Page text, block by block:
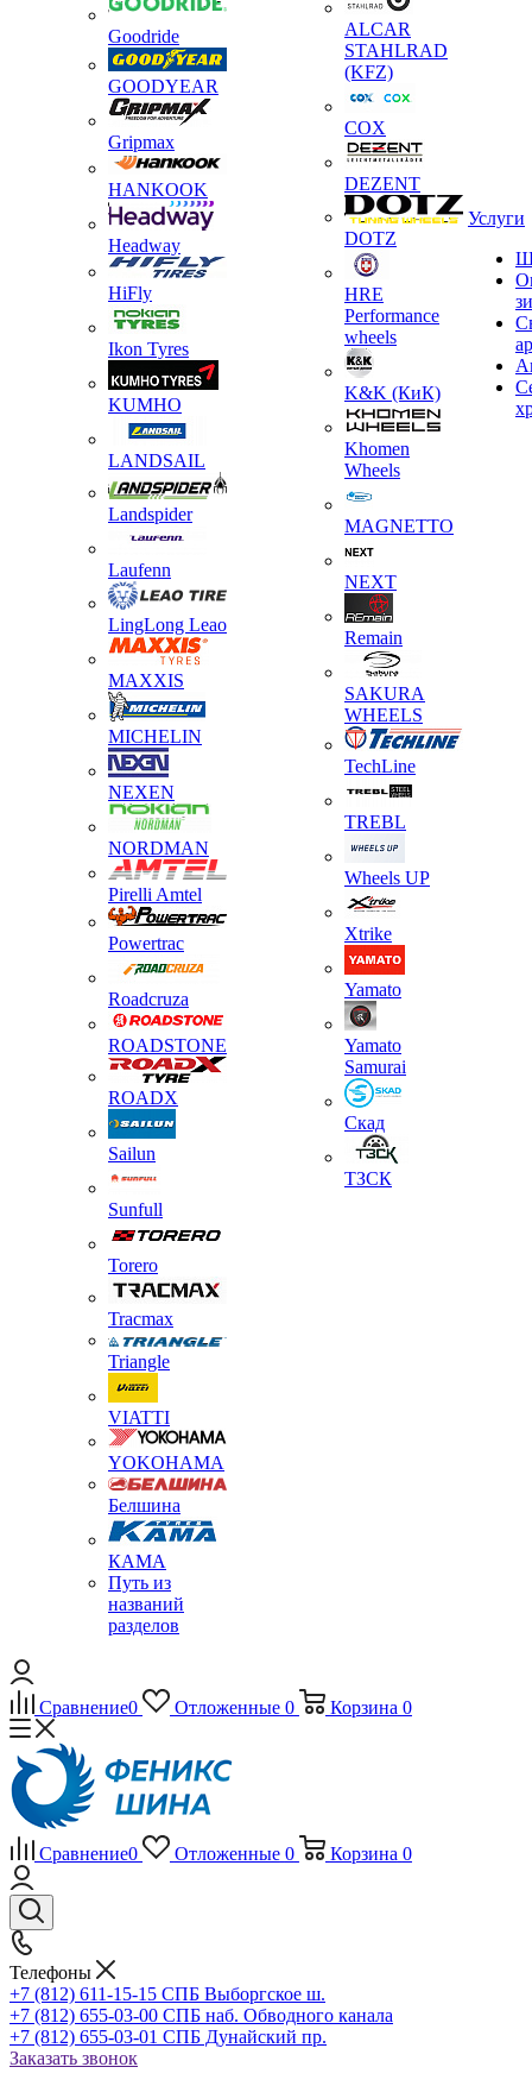
Goodride
GOODYEAR
Gripmax
HANKOOK
Headway
HiFly
Ikon Tyres
KUMHO
LANDSAIL
Landspider
Laufenn
LingLong Leao
MAXXIS
MICHELIN
NEXEN
NORDMAN
Pirelli Amtel
Powertrac
Roadcruza
ROADSTONE
ROADX
Sailun
Sunfull
Torero
Tracmax
Triangle
VIATTI
YOKOHAMA
Белшина
КАМА
Путь из
названий
разделов
ALCAR
STAHLRAD
(KFZ)
COX
DEZENT
DOTZ
HRE
Performance
wheels
K&K (КиК)
Khomen
Wheels
MAGNETTO
NEXT
Remain
SAKURA
WHEELS
TechLine
TREBL
Wheels UP
Xtrike
Yamato
Yamato
Samurai
Скад
ТЗСК
Услуги
Сравнение0 Отложенные 0 Корзина 0
Сравнение0 Отложенные 0 Корзина 0
Телефоны
+7 (812) 611-15-15 СПБ Выборгское ш.
+7 (812) 655-03-00 СПБ наб. Обводного канала
+7 (812) 655-03-01 СПБ Дунайский пр.
Заказать звонок